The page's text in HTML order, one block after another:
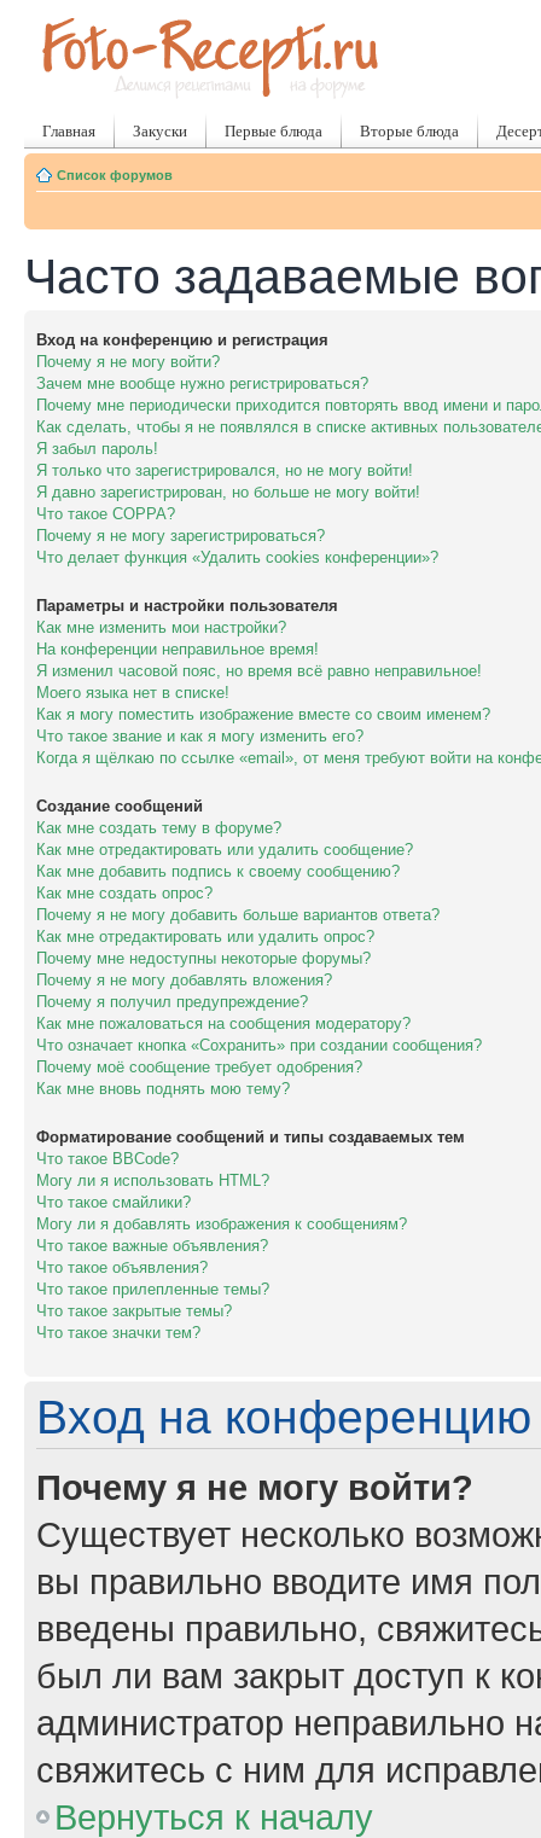
Главная Закуски Первые блюда Вторые блюда
Список форумов
Часто задаваемые
Вход на конференцию и регистрация
Почему я не могу войти?
Зачем мне вообще нужно регистрироваться?
Почему мне периодически приходится повторять ввод имени и
Как сделать, чтобы я не появлялся в списке активных
Я забыл пароль!
Я только что зарегистрировался, но не могу войти!
Я давно зарегистрирован, но больше не могу войти!
Что такое COPPA?
Почему я не могу зарегистрироваться?
Что делает функция «Удалить cookies конференции»?
Параметры и настройки пользователя
Как мне изменить мои настройки?
На конференции неправильное время!
Я изменил часовой пояс, но время всё равно неправильное!
Моего языка нет в списке!
Как я могу поместить изображение вместе со своим именем?
Что такое звание и как я могу изменить его?
Когда я щёлкаю по ссылке «email», от меня требуют войти на
Создание сообщений
Как мне создать тему в форуме?
Как мне отредактировать или удалить сообщение?
Как мне добавить подпись к своему сообщению?
Как мне создать опрос?
Почему я не могу добавить больше вариантов ответа?
Как мне отредактировать или удалить опрос?
Почему мне недоступны некоторые форумы?
Почему я не могу добавлять вложения?
Почему я получил предупреждение?
Как мне пожаловаться на сообщения модератору?
Что означает кнопка «Сохранить» при создании сообщения?
Почему моё сообщение требует одобрения?
Как мне вновь поднять мою тему?
Форматирование сообщений и типы создаваемых тем
Что такое BBCode?
Могу ли я использовать HTML?
Что такое смайлики?
Могу ли я добавлять изображения к сообщениям?
Что такое важные объявления?
Что такое объявления?
Что такое прилепленные темы?
Что такое закрытые темы?
Что такое значки тем?
Вход на конференцию
Почему я не могу войти?
Существует несколько
вы правильно вводите имя
введены правильно,
был ли вам закрыт доступ к
администратор неправильно
свяжитесь с ним для
Вернуться к началу